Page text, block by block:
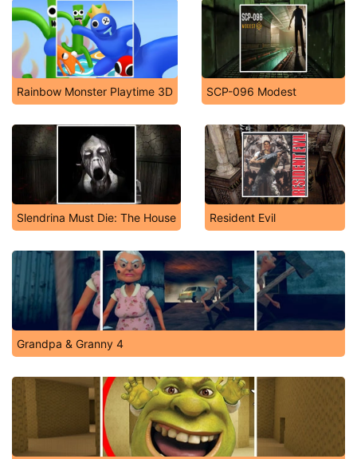
Rainbow Monster Playtime 3D SCP-096 Modest
Slendrina Must Die: The House Resident Evil
Grandpa & Granny 4